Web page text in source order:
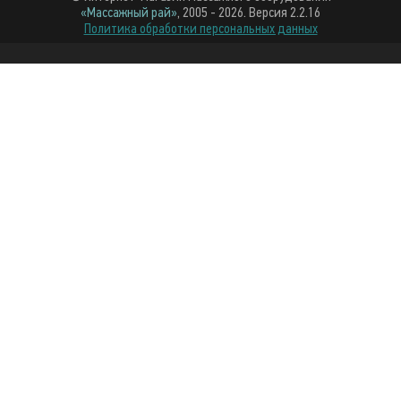
«Массажный рай», 2005 - 2026. Версия 2.2.16
Политика обработки персональных данных